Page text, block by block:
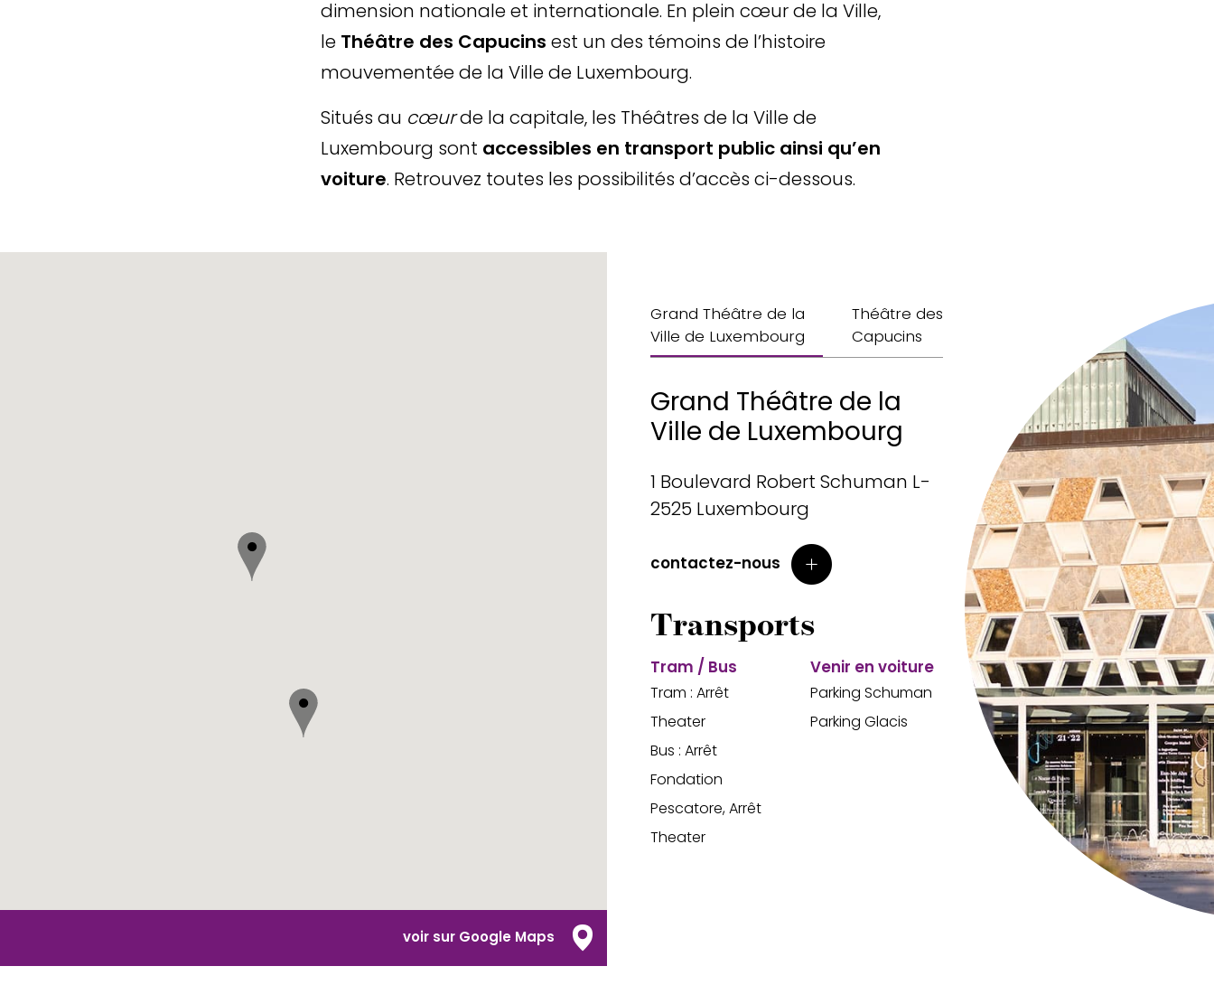
dimension nationale et internationale. En plein cœur de la Ville,
le Théâtre des Capucins est un des témoins de l’histoire
mouvementée de la Ville de Luxembourg.
Situés au cœurde la capitale, les Théâtres de la Ville de
Luxembourg sont accessibles en transport public ainsi qu’en
voiture. Retrouvez toutes les possibilités d’accès ci-dessous.
voir sur Google Maps
Grand Théâtre de la
Ville de Luxembourg
Théâtre des
Capucins
Grand Théâtre de la
Ville de Luxembourg
1 Boulevard Robert Schuman L-
2525 Luxembourg
contactez-nous
Transports
Tram / Bus
Tram : Arrêt
Theater
Bus : Arrêt
Fondation
Pescatore, Arrêt
Theater
Venir en voiture
Parking Schuman
Parking Glacis